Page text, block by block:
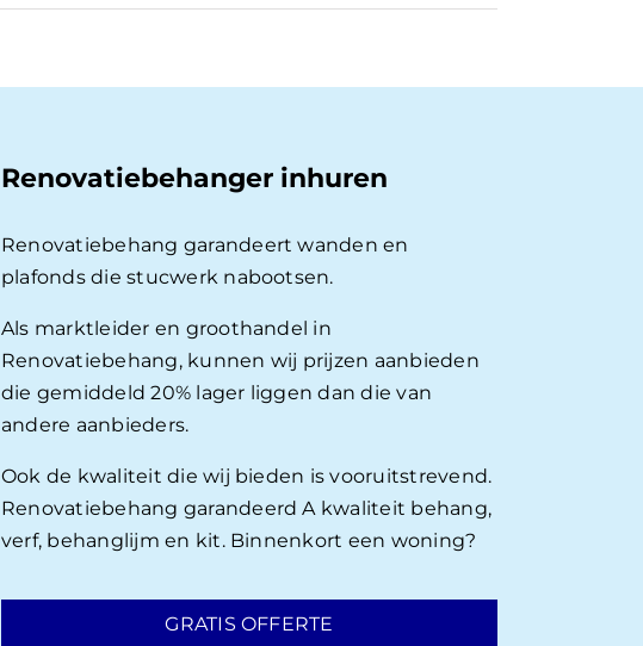
Renovatiebehanger inhuren
Renovatiebehang garandeert wanden en
plafonds die stucwerk nabootsen.
Als marktleider en groothandel in
Renovatiebehang, kunnen wij prijzen aanbieden
die gemiddeld 20% lager liggen dan die van
andere aanbieders.
Ook de kwaliteit die wij bieden is vooruitstrevend.
Renovatiebehang garandeerd A kwaliteit behang,
verf, behanglijm en kit. Binnenkort een woning?
GRATIS OFFERTE